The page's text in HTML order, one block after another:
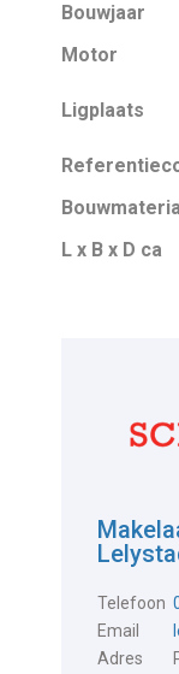
Bouwjaar
Motor
Ligplaats
L x B x D ca
Telefoon
Email
Adres